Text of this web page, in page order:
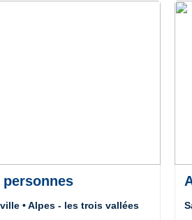
• Alpes - les trois vallées